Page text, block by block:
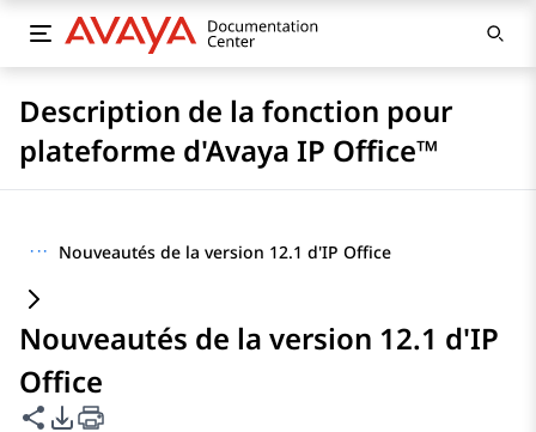
Description de la fonction pour
plateforme d'Avaya IP Office™
··· Nouveautés de la version 12.1 d'IP Office
Nouveautés de la version 12.1 d'IP
Office
Partager cette page
Options d'exportation PDF